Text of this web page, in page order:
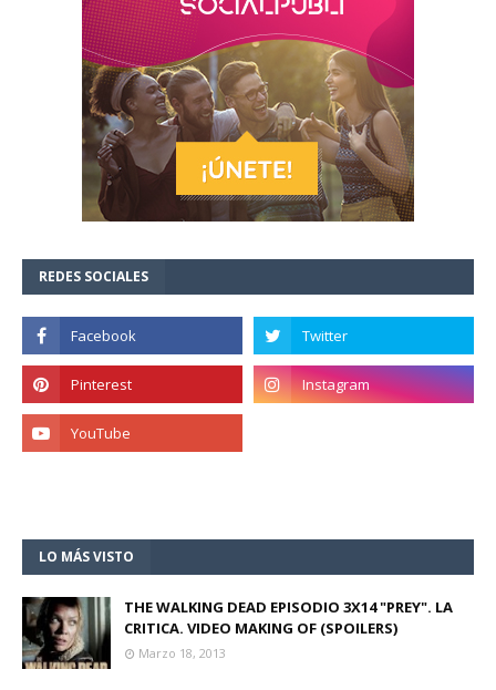
REDES SOCIALES
LO MÁS VISTO
THE WALKING DEAD EPISODIO 3X14 "PREY". LA
CRITICA. VIDEO MAKING OF (SPOILERS)
Marzo 18, 2013